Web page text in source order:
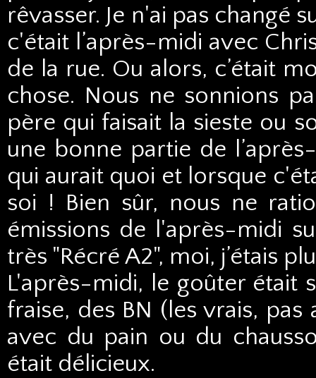
rêvasser. Je n'ai pas changé
c'était l’après-midi avec
de la rue. Ou alors, c’était
chose. Nous ne sonnions
père qui faisait la sieste ou
une bonne partie de
qui aurait quoi et lorsque
soi ! Bien sûr, nous ne
émissions de l'après-midi
très "Récré A2", moi, j’étais
L'après-midi, le goûter était
fraise, des BN (les vrais,
avec du pain ou du
était délicieux.